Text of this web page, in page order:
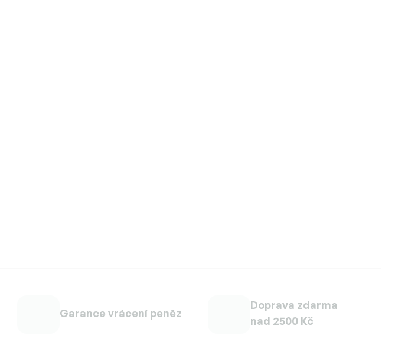
Garance vrácení peněz
Doprava zdarma
nad 2500 Kč